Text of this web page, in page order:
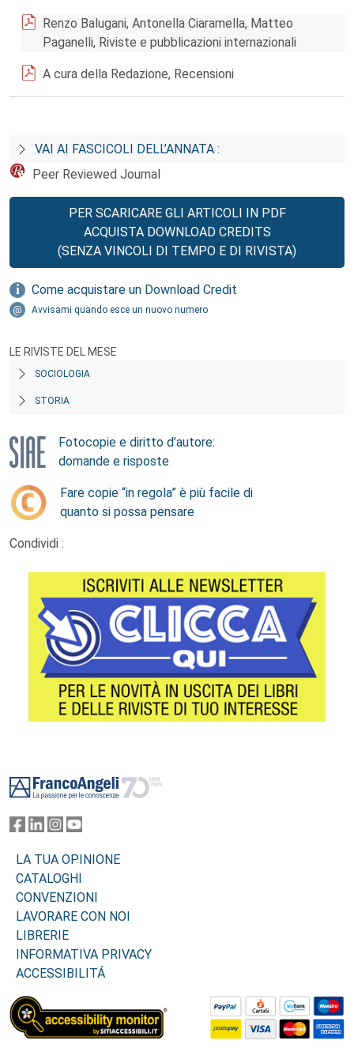
Renzo Balugani, Antonella Ciaramella, Matteo
Paganelli, Riviste e pubblicazioni internazionali
A cura della Redazione, Recensioni
VAI AI FASCICOLI DELL’ANNATA :
Peer Reviewed Journal
PER SCARICARE GLI ARTICOLI IN PDF
ACQUISTA DOWNLOAD CREDITS
(SENZA VINCOLI DI TEMPO E DI RIVISTA)
Come acquistare un Download Credit
Avvisami quando esce un nuovo numero
LE RIVISTE DEL MESE
SOCIOLOGIA
STORIA
Fotocopie e diritto d’autore:
domande e risposte
Fare copie “in regola” è più facile di
quanto si possa pensare
Condividi :
LA TUA OPINIONE
CATALOGHI
CONVENZIONI
LAVORARE CON NOI
LIBRERIE
INFORMATIVA PRIVACY
ACCESSIBILITÁ